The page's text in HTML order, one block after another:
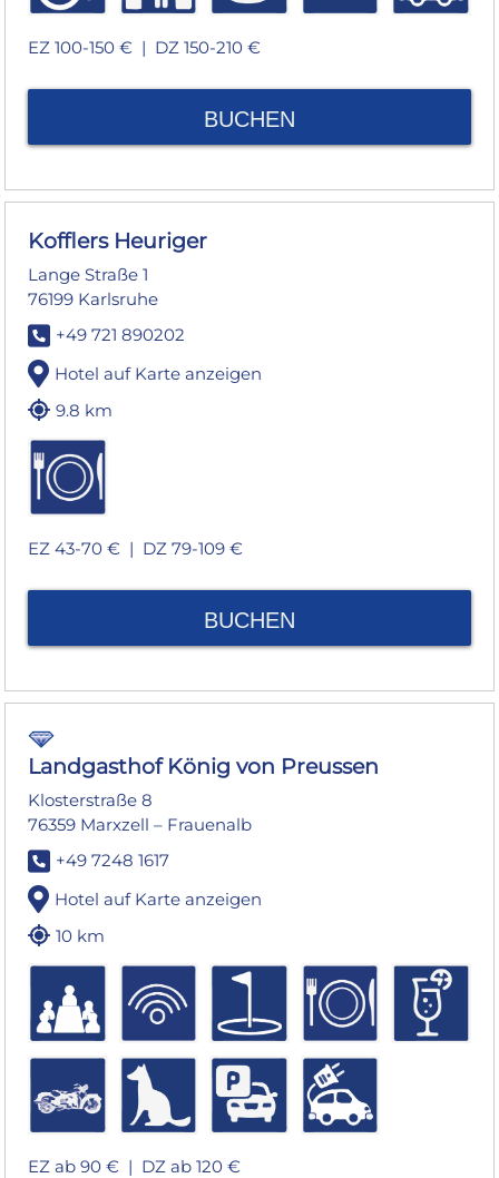
EZ 100-150 € | DZ 150-210 €
BUCHEN
Kofflers Heuriger
Lange Straße 1
76199 Karlsruhe
+49 721 890202
Hotel auf Karte anzeigen
9.8 km
EZ 43-70 € | DZ 79-109 €
BUCHEN
Landgasthof König von Preussen
Klosterstraße 8
76359 Marxzell – Frauenalb
+49 7248 1617
Hotel auf Karte anzeigen
10 km
EZ ab 90 € | DZ ab 120 €